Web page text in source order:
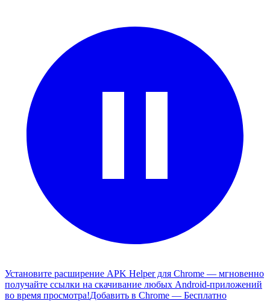
Установите расширение APK Helper для Chrome — мгновенно
получайте ссылки на скачивание любых Android-приложений
во время просмотра!Добавить в Chrome — Бесплатно